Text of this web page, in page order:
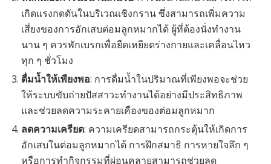
เกิดแรงกดดันในบริเวณเชิงกราน ซึ่งสามารถเพิ่มความ
เสี่ยงของการอักเสบต่อมลูกหมากได้ ผู้ที่ต้องนั่งทำงาน
นาน ๆ ควรพักเบรกเพื่อยืดเหยียดร่างกายและเคลื่อนไหว
ทุก ๆ ชั่วโมง
ดื่มน้ำให้เพียงพอ: การดื่มน้ำในปริมาณที่เพียงพอจะช่วย
ให้ระบบขับถ่ายปัสสาวะทำงานได้อย่างมีประสิทธิภาพ
และช่วยลดความระคายเคืองของต่อมลูกหมาก
ลดความเครียด: ความเครียดสามารถกระตุ้นให้เกิดการ
อักเสบในต่อมลูกหมากได้ การฝึกสมาธิ การหายใจลึก ๆ
หรือการทำกิจกรรมที่ผ่อนคลายสามารถช่วยลด